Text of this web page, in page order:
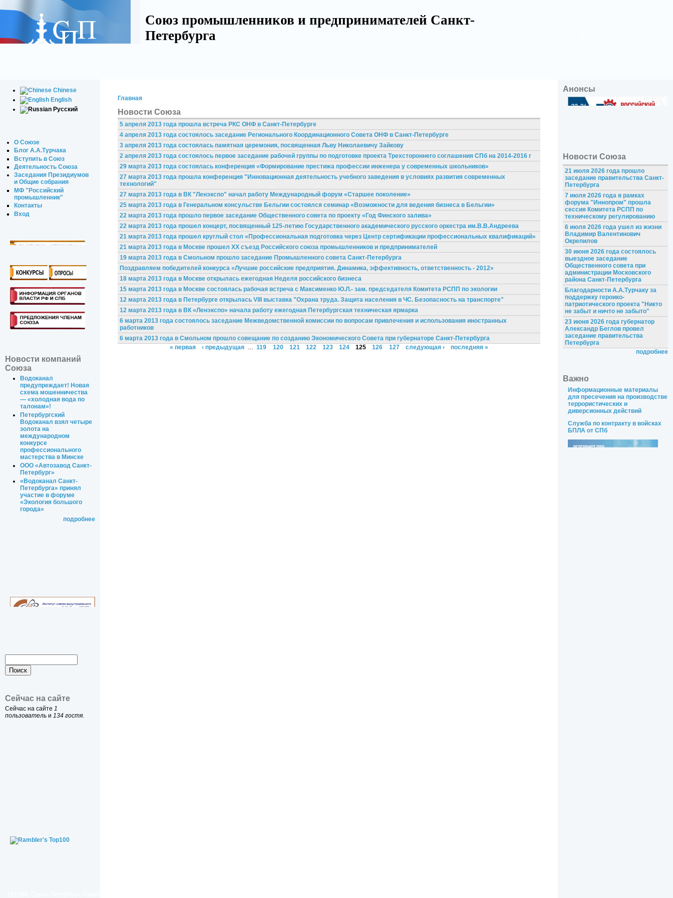
Союз промышленников и предпринимателей Санкт-
Петербурга
Chinese
English
Русский
О Союзе
Блог А.А.Турчака
Вступить в Союз
Деятельность Союза
Заседания Президиумов
и Общие собрания
МФ "Российский
промышленник"
Контакты
Вход
Новости компаний
Союза
Водоканал
предупреждает! Новая
схема мошенничества
— «холодная вода по
талонам»!
Петербургский
Водоканал взял четыре
золота на
международном
конкурсе
профессионального
мастерства в Минске
ООО «Автозавод Санкт-
Петербург»
«Водоканал Санкт-
Петербурга» принял
участие в форуме
«Экология большого
города»
подробнее
Сейчас на сайте
Сейчас на сайте 1
пользователь и 134 гостя.
Главная
Новости Союза
5 апреля 2013 года прошла встреча РКС ОНФ в Санкт-Петербурге
4 апреля 2013 года состоялось заседание Регионального Координационного Совета ОНФ в Санкт-Петербурге
3 апреля 2013 года состоялась памятная церемония, посвященная Льву Николаевичу Зайкову
2 апреля 2013 года состоялось первое заседание рабочей группы по подготовке проекта Трехстороннего соглашения СПб на 2014-2016 г
29 марта 2013 года состоялась конференция «Формирование престижа профессии инженера у современных школьников»
27 марта 2013 года прошла конференция "Инновационная деятельность учебного заведения в условиях развития современных
технологий"
27 марта 2013 года в ВК "Ленэкспо" начал работу Международный форум «Старшее поколение»
25 марта 2013 года в Генеральном консульстве Бельгии состоялся семинар «Возможности для ведения бизнеса в Бельгии»
22 марта 2013 года прошло первое заседание Общественного совета по проекту «Год Финского залива»
22 марта 2013 года прошел концерт, посвященный 125-летию Государственного академического русского оркестра им.В.В.Андреева
21 марта 2013 года прошел круглый стол «Профессиональная подготовка через Центр сертификации профессиональных квалификаций»
21 марта 2013 года в Москве прошел XX съезд Российского союза промышленников и предпринимателей
19 марта 2013 года в Смольном прошло заседание Промышленного совета Санкт-Петербурга
Поздравляем победителей конкурса «Лучшие российские предприятия. Динамика, эффективность, ответственность - 2012»
18 марта 2013 года в Москве открылась ежегодная Неделя российского бизнеса
15 марта 2013 года в Москве состоялась рабочая встреча с Максименко Ю.Л.- зам. председателя Комитета РСПП по экологии
12 марта 2013 года в Петербурге открылась VIII выставка "Охрана труда. Защита населения в ЧС. Безопасность на транспорте"
12 марта 2013 года в ВК «Ленэкспо» начала работу ежегодная Петербургская техническая ярмарка
6 марта 2013 года состоялось заседание Межведомственной комиссии по вопросам привлечения и использования иностранных
работников
6 марта 2013 года в Смольном прошло совещание по созданию Экономического Совета при губернаторе Санкт-Петербурга
« первая
‹ предыдущая … 119 120 121 122 123 124 125 126 127 следующая › последняя »
Анонсы
Новости Союза
21 июля 2026 года прошло
заседание правительства Санкт-
Петербурга
7 июля 2026 года в рамках
форума "Иннопром" прошла
сессия Комитета РСПП по
техническому регулированию
6 июля 2026 года ушел из жизни
Владимир Валентинович
Окрепилов
30 июня 2026 года состоялось
выездное заседание
Общественного совета при
администрации Московского
района Санкт-Петербурга
Благодарности А.А.Турчаку за
поддержку героико-
патриотического проекта "Никто
не забыт и ничто не забыто"
23 июня 2026 года губернатор
Александр Беглов провел
заседание правительства
Петербурга
подробнее
Важно
Информационные материалы
для пресечения на производстве
террористических и
диверсионных действий
Служба по контракту в войсках
БПЛА от СПб